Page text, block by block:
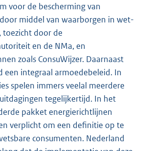
voor de bescherming van
middel van waarborgen in wet-
toezicht door de
en de NMa, en
zoals ConsuWijzer. Daarnaast
een integraal armoedebeleid. In
spelen immers veelal meerdere
tegelijkertijd. In het
pakket energierichtlijnen
verplicht om een definitie op te
consumenten. Nederland